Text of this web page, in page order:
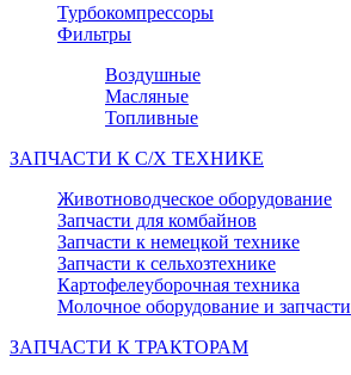
Турбокомпрессоры
Фильтры
Воздушные
Масляные
Топливные
ЗАПЧАСТИ К С/Х ТЕХНИКЕ
Животноводческое оборудование
Запчасти для комбайнов
Запчасти к немецкой технике
Запчасти к сельхозтехнике
Картофелеуборочная техника
Молочное оборудование и запчасти
ЗАПЧАСТИ К ТРАКТОРАМ